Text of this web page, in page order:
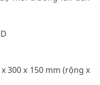
300 x 150 mm (rộng x